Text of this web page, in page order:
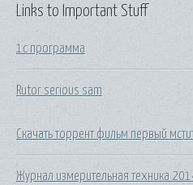
Links to Important Stuff
1c программа
Rutor serious sam
Скачать торрент фильм первый
Журнал измерительная техника